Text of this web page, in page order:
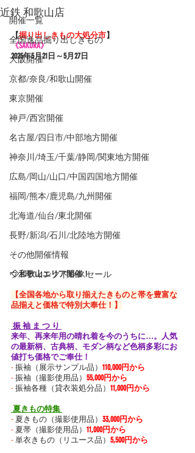
開催一覧
全国逸品掘り出しきもの
大阪開催
京都/奈良/和歌山開催
東京開催
神戸/西宮開催
名古屋/四日市/中部地方開催
神奈川/埼玉/千葉/静岡/関東地方開催
広島/岡山/山口/中国四国地方開催
福岡/熊本/鹿児島/九州開催
北海道/仙台/東北開催
長野/新潟/石川/北陸地方開催
その他開催情報
ウエディングドレスセール
近鉄 和歌山店
【掘り出しきもの大処分市】
《SAKURA》
2025年5月21日～5月27日
◇和歌山エリア開催！
【全国各地から取り揃えたきものと帯を豊富な
品揃えと価格で特別大奉仕！】
振 袖 ま つ り
来年、再来年用の晴れ着を今のうちに…。人気
の最新柄、古典柄、モダン柄など色柄多彩にお
値打ち価格でご奉仕！
- 振袖（展示サンプル品） 110,000円から
- 振袖（撮影使用品） 55,000円から
- 振袖各種（貸衣装処分品） 11,000円から
夏きもの特集
- 夏きもの （撮影使用品） 33,000円から
- 夏帯 （撮影使用品） 11,000円から
- 単衣きもの （リユース品） 5,500円から